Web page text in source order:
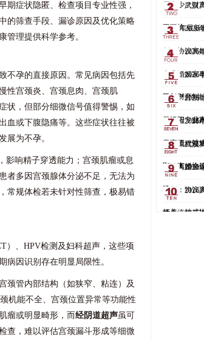
期症状隐匿、检查项目专业性强，
的筛查手段、漏诊原因及优化策略
管理提供科学参考。
不孕的直接原因。常见病因包括先
性宫颈炎、宫颈息肉、宫颈肌
状，但部分细微信号值得警惕，如
血或下腹隐痛等。这些症状往往被
展为不孕。
影响精子穿透能力；宫颈肌瘤或息
者多因宫颈腺体分泌不足，无法为
常规体检若未针对性筛查，极易错
）、HPV检测及妇科超声，这些项
病因识别存在明显局限性。
颈管内部结构（如狭窄、粘连）及
机能不全、宫颈位置异常等功能性
瘤或明显畸形，而经阴道超声虽可
查，难以评估宫颈漏斗形成等细微
用多少？
不踩坑
武汉
2026 年最
2026
析：协议
2026
专业婚姻
阱与财产纠
2026
异财产分
昌汉阳专业
2026
婚流程、
意事项一站
2026
婚全流程
取、离婚协
武汉
诉讼离婚
透
2026
解析：协议
抚养一站式
2026
婚全流程与